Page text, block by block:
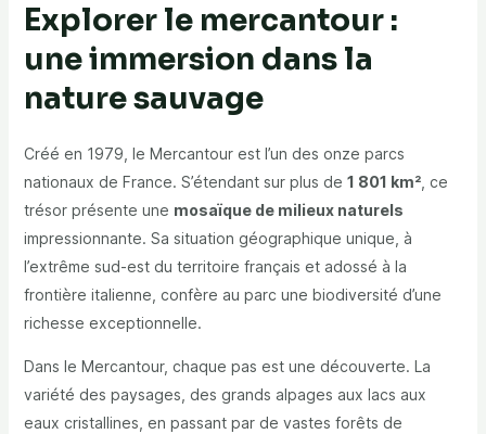
Explorer le mercantour :
une immersion dans la
nature sauvage
Créé en 1979, le Mercantour est l’un des onze parcs
nationaux de France. S’étendant sur plus de 1 801 km², ce
trésor présente une mosaïque de milieux naturels
impressionnante. Sa situation géographique unique, à
l’extrême sud-est du territoire français et adossé à la
frontière italienne, confère au parc une biodiversité d’une
richesse exceptionnelle.
Dans le Mercantour, chaque pas est une découverte. La
variété des paysages, des grands alpages aux lacs aux
eaux cristallines, en passant par de vastes forêts de